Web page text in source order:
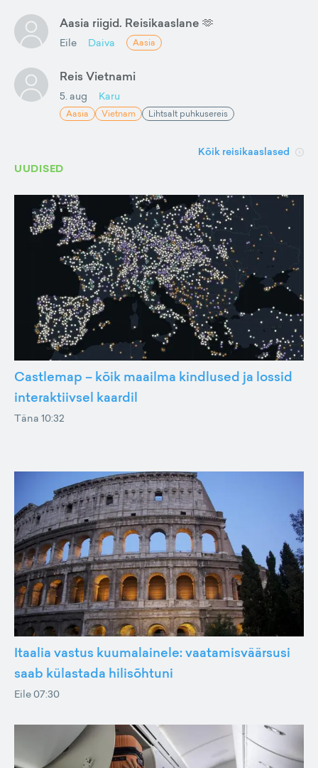
Aasia riigid. Reisikaaslane 🫶
Eile Daiva Aasia
Reis Vietnami
5. aug Karu
Aasia Vietnam Lihtsalt puhkusereis
Kõik reisikaaslased
UUDISED
Castlemap – kõik maailma kindlused ja lossid
interaktiivsel kaardil
Täna 10:32
Itaalia vastus kuumalainele: vaatamisväärsusi
saab külastada hilisõhtuni
Eile 07:30